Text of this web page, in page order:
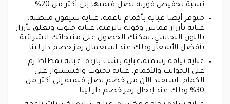
نسبة تخفيض فورية تصل قيمتها إلى أكثر من 20%.
متوفر أيضا عباية بأكمام ناعمة، عباية شيفون مبطنه،
عباية بأزرار قماش وكولة بالرقبة، عباية جيوب وتعلق بأزرار
باللون النحاسي، يمكنك الحصول على منتجاتك الشرائية
بأفضل الأسعار وذلك عند استعمال رمز خصم دار لينا .
عباية بياقة رسمية،عباية بشت بارده، عباية بمطاط زم
على الجوانب والأكمام، عباية بجيوب واكسسوار على
الكمام، استفيد الآن من خصم يصل قيمته إلى أكثر من
30% وذلك عند إدخال رمز خصم دار لينا .